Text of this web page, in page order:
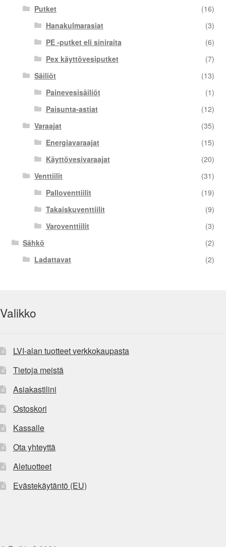
Putket
(16)
Hanakulmarasiat
(3)
PE -putket eli siniraita
(6)
Pex käyttövesiputket
(7)
Säiliöt
(13)
Painevesisäiliöt
(1)
Paisunta-astiat
(12)
Varaajat
(35)
Energiavaraajat
(15)
Käyttövesivaraajat
(20)
Venttiilit
(31)
Palloventtiilit
(19)
Takaiskuventtiilit
(9)
Varoventtiilit
(3)
Sähkö
(2)
Ladattavat
(2)
Valikko
LVI-alan tuotteet verkkokaupasta
Tietoja meistä
Asiakastilini
Ostoskori
Kassalle
Ota yhteyttä
Aletuotteet
Evästekäytäntö (EU)